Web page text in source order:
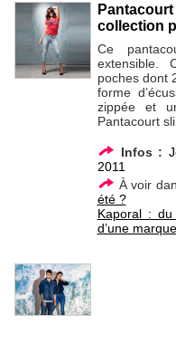
collection
Ce
extensible.
poches dont
forme
zippée et
Pantacourt
Infos :
2011
À voir
été ?
Kaporal :
d’une